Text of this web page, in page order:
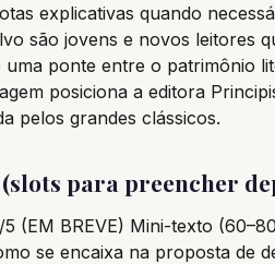
explicativas quando
são jovens e novos leitores
ponte entre o patrimônio
posiciona a editora
pelos grandes clássicos.
para preencher
(EM BREVE) Mini-texto
se encaixa na proposta de